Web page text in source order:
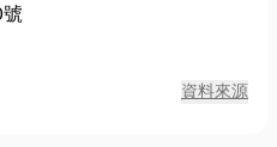
資料來源